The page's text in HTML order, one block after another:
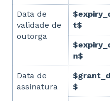
Data de
validade de
outorga
t$
n$
Data de
assinatura
$